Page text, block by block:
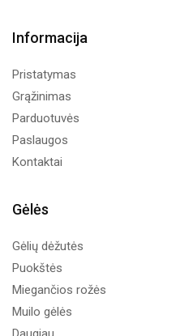
Informacija
Pristatymas
Grąžinimas
Parduotuvės
Paslaugos
Kontaktai
Gėlės
Gėlių dėžutės
Puokštės
Miegančios rožės
Muilo gėlės